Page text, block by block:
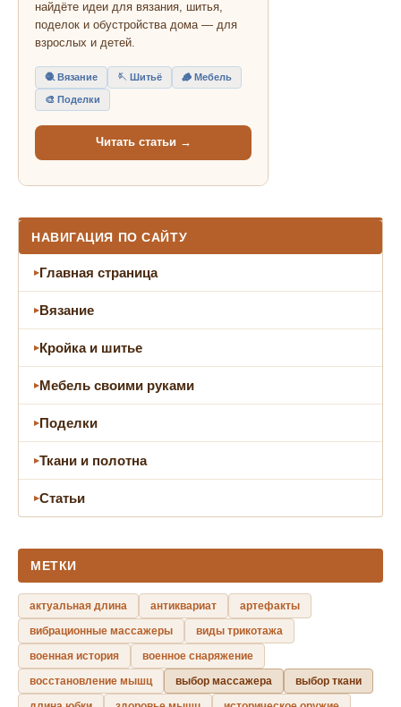
найдёте идеи для вязания, шитья,
поделок и обустройства дома — для
взрослых и детей.
🧶 Вязание 🪡 Шитьё 🪵 Мебель
🎨 Поделки
Читать статьи →
НАВИГАЦИЯ ПО САЙТУ
Главная страница
Вязание
Кройка и шитье
Мебель своими руками
Поделки
Ткани и полотна
Статьи
МЕТКИ
актуальная длина антиквариат
артефакты
вибрационные массажеры
виды трикотажа
военная история
военное снаряжение
восстановление мышц
выбор массажера
выбор ткани